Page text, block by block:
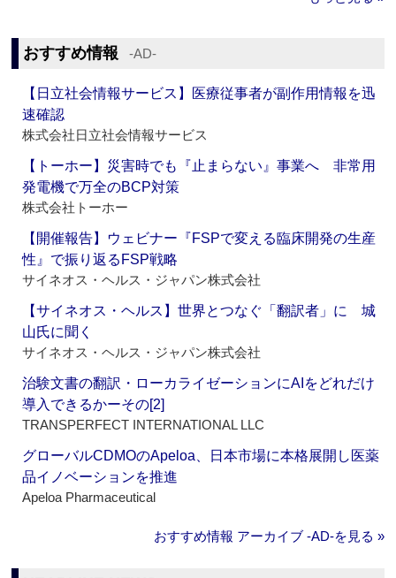
おすすめ情報 ‐AD‐
【日立社会情報サービス】医療従事者が副作用情報を迅
速確認
株式会社日立社会情報サービス
【トーホー】災害時でも『止まらない』事業へ 非常用
発電機で万全のBCP対策
株式会社トーホー
【開催報告】ウェビナー『FSPで変える臨床開発の生産
性』で振り返るFSP戦略
サイネオス・ヘルス・ジャパン株式会社
【サイネオス・ヘルス】世界とつなぐ「翻訳者」に 城
山氏に聞く
サイネオス・ヘルス・ジャパン株式会社
治験文書の翻訳・ローカライゼーションにAIをどれだけ
導入できるかーその[2]
TRANSPERFECT INTERNATIONAL LLC
グローバルCDMOのApeloa、日本市場に本格展開し医薬
品イノベーションを推進
Apeloa Pharmaceutical
おすすめ情報 アーカイブ ‐AD‐を見る »